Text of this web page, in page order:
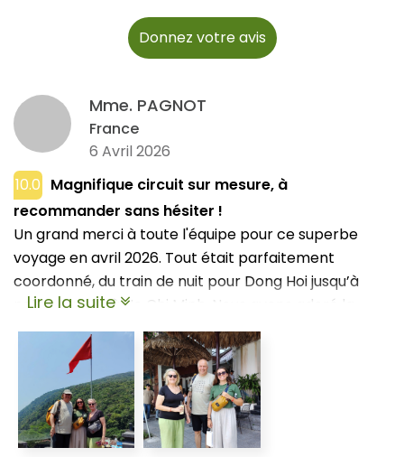
Donnez votre avis
Mme. PAGNOT
France
6 Avril 2026
10.0 Magnifique circuit sur mesure, à
recommander sans hésiter !
Un grand merci à toute l'équipe pour ce superbe
voyage en avril 2026. Tout était parfaitement
coordonné, du train de nuit pour Dong Hoi jusqu’à
notre arrivée à Ho Chi Minh. Nous avons adoré la
variété du circuit : l'histoire à Hue, la magie de Hoi An,
et les plages de Quy Nhon. Bien que le trajet routier
vers Quy Nhon soit assez long, c'était le choix le plus
judicieux logistiquement. L'immersion dans le Mékong
à Ben Tre à la fin du voyage était fantastique. Les
guides étaient vraiment très sympas et
Lire la suite